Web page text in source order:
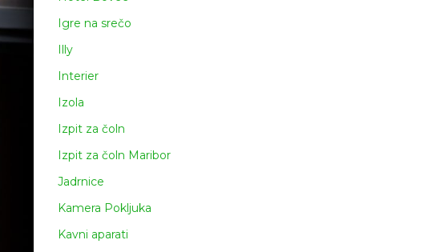
Igre na srečo
Illy
Interier
Izola
Izpit za čoln
Izpit za čoln Maribor
Jadrnice
Kamera Pokljuka
Kavni aparati